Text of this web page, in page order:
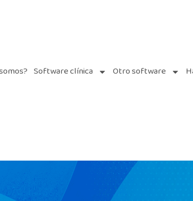
Software clínica Otro software